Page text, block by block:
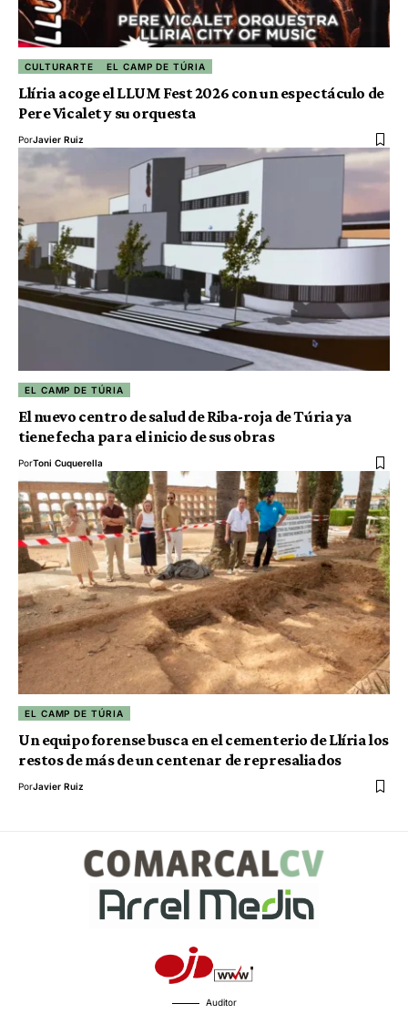
CULTURARTE EL CAMP DE TÚRIA
Llíria acoge el LLUM Fest 2026 con un espectáculo de
Pere Vicalet y su orquesta
PorJavier Ruiz
EL CAMP DE TÚRIA
El nuevo centro de salud de Riba-roja de Túria ya
tiene fecha para el inicio de sus obras
PorToni Cuquerella
EL CAMP DE TÚRIA
Un equipo forense busca en el cementerio de Llíria los
restos de más de un centenar de represaliados
PorJavier Ruiz
Auditor